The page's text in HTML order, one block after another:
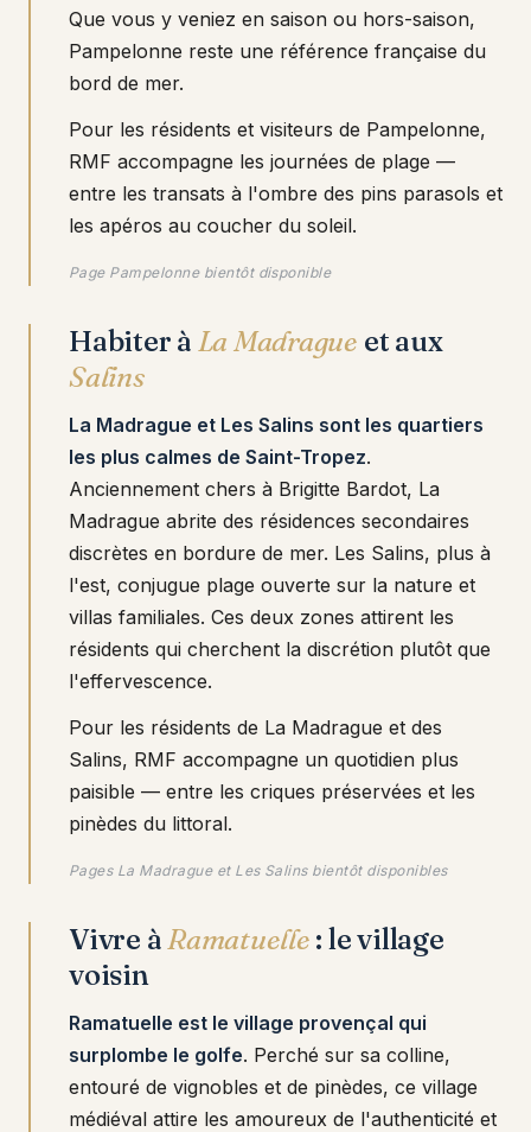
Que vous y veniez en saison ou hors-saison,
Pampelonne reste une référence française du
bord de mer.
Pour les résidents et visiteurs de Pampelonne,
RMF accompagne les journées de plage —
entre les transats à l'ombre des pins parasols et
les apéros au coucher du soleil.
Page Pampelonne bientôt disponible
Habiter à La Madrague et aux
Salins
La Madrague et Les Salins sont les quartiers
les plus calmes de Saint-Tropez.
Anciennement chers à Brigitte Bardot, La
Madrague abrite des résidences secondaires
discrètes en bordure de mer. Les Salins, plus à
l'est, conjugue plage ouverte sur la nature et
villas familiales. Ces deux zones attirent les
résidents qui cherchent la discrétion plutôt que
l'effervescence.
Pour les résidents de La Madrague et des
Salins, RMF accompagne un quotidien plus
paisible — entre les criques préservées et les
pinèdes du littoral.
Pages La Madrague et Les Salins bientôt disponibles
Vivre àRamatuelle : le village
voisin
Ramatuelle est le village provençal qui
surplombe le golfe. Perché sur sa colline,
entouré de vignobles et de pinèdes, ce village
médiéval attire les amoureux de l'authenticité et